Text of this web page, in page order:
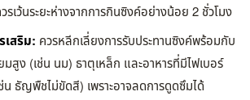
เว้นระยะห่างจากการกินซิงค์อย่างน้อย 2 ชั่วโมง
เสริม: ควรหลีกเลี่ยงการรับประทานซิงค์พร้อมกับ
สูง (เช่น นม) ธาตุเหล็ก และอาหารที่มีไฟเบอร์
น ธัญพืชไม่ขัดสี) เพราะอาจลดการดูดซึมได้